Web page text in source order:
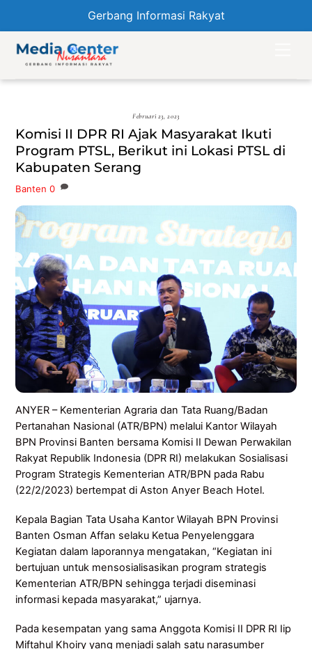
Gerbang Informasi Rakyat
content
Februari 23, 2023
Komisi II DPR RI Ajak Masyarakat Ikuti
Program PTSL, Berikut ini Lokasi PTSL di
Kabupaten Serang
Banten 0
ANYER – Kementerian Agraria dan Tata Ruang/Badan
Pertanahan Nasional (ATR/BPN) melalui Kantor Wilayah
BPN Provinsi Banten bersama Komisi II Dewan Perwakilan
Rakyat Republik Indonesia (DPR RI) melakukan Sosialisasi
Program Strategis Kementerian ATR/BPN pada Rabu
(22/2/2023) bertempat di Aston Anyer Beach Hotel.
Kepala Bagian Tata Usaha Kantor Wilayah BPN Provinsi
Banten Osman Affan selaku Ketua Penyelenggara
Kegiatan dalam laporannya mengatakan, “Kegiatan ini
bertujuan untuk mensosialisasikan program strategis
Kementerian ATR/BPN sehingga terjadi diseminasi
informasi kepada masyarakat,” ujarnya.
Pada kesempatan yang sama Anggota Komisi II DPR RI Iip
Miftahul Khoiry yang menjadi salah satu narasumber